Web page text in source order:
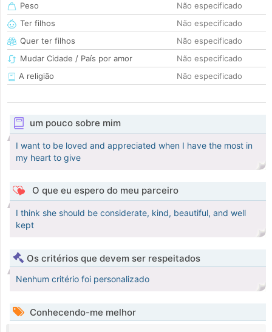
Peso
Não especificado
Ter filhos
Não especificado
Quer ter filhos
Não especificado
Mudar Cidade / País por amor
Não especificado
A religião
Não especificado
um pouco sobre mim
I want to be loved and appreciated when I have the most in
my heart to give
O que eu espero do meu parceiro
I think she should be considerate, kind, beautiful, and well
kept
Os critérios que devem ser respeitados
Nenhum critério foi personalizado
Conhecendo-me melhor